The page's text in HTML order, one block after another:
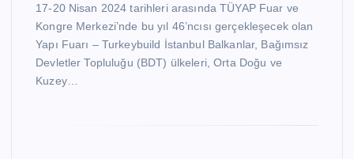
17-20 Nisan 2024 tarihleri arasında TÜYAP Fuar ve
Kongre Merkezi’nde bu yıl 46’ncısı gerçekleşecek olan
Yapı Fuarı – Turkeybuild İstanbul Balkanlar, Bağımsız
Devletler Topluluğu (BDT) ülkeleri, Orta Doğu ve
Kuzey…